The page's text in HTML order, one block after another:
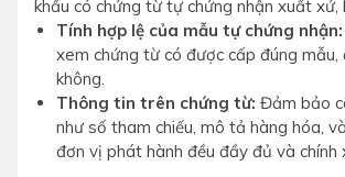
khẩu có chứng từ tự chứng nhận xuất xứ,
Tính hợp lệ của mẫu tự chứng nhận:
xem chứng từ có được cấp đúng mẫu,
không.
Thông tin trên chứng từ: Đảm bảo
như số tham chiếu, mô tả hàng hóa,
đơn vị phát hành đều đầy đủ và chính